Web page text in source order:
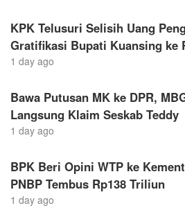
KPK Telusuri Selisih Uang
Gratifikasi Bupati Kuansing ke
1 day ago
Bawa Putusan MK ke DPR,
Langsung Klaim Seskab Teddy
1 day ago
BPK Beri Opini WTP ke
PNBP Tembus Rp138 Triliun
1 day ago